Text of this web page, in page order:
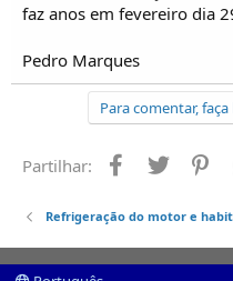
faz anos em fevereiro dia
Pedro Marques
Para comentar,
Partilhar: Facebook
Twitter
Refrigeração do motor e